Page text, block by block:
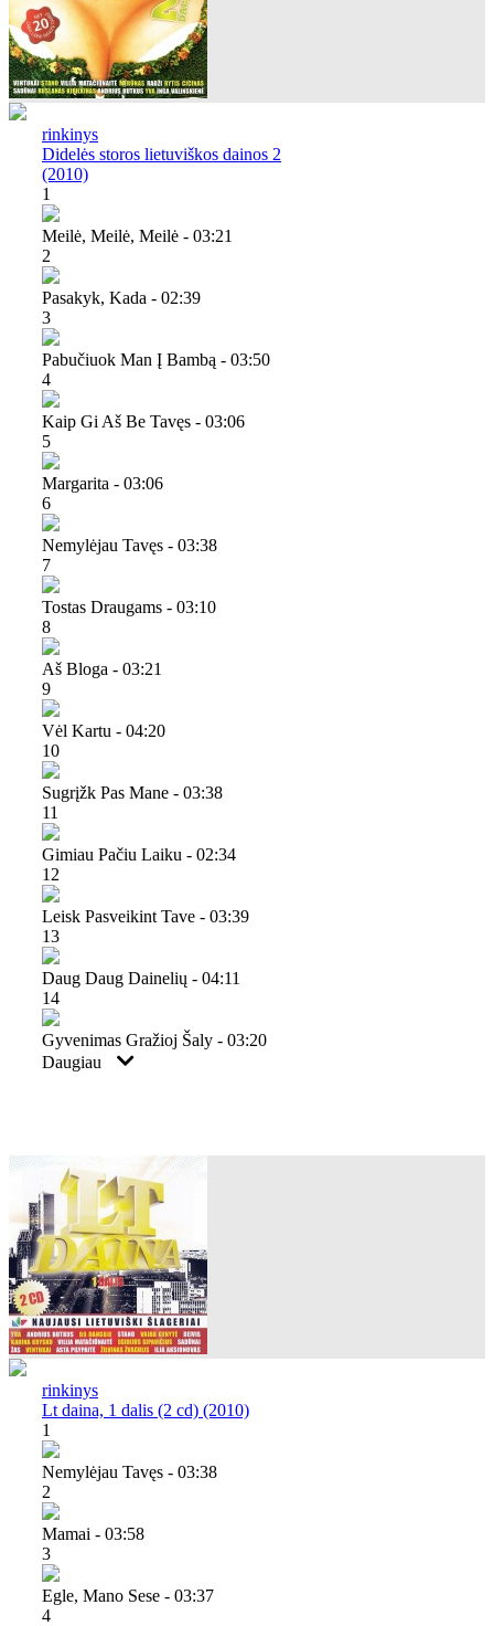
rinkinys
Didelės storos lietuviškos dainos 2
(2010)
1
Meilė, Meilė, Meilė - 03:21
2
Pasakyk, Kada - 02:39
3
Pabučiuok Man Į Bambą - 03:50
4
Kaip Gi Aš Be Tavęs - 03:06
5
Margarita - 03:06
6
Nemylėjau Tavęs - 03:38
7
Tostas Draugams - 03:10
8
Aš Bloga - 03:21
9
Vėl Kartu - 04:20
10
Sugrįžk Pas Mane - 03:38
11
Gimiau Pačiu Laiku - 02:34
12
Leisk Pasveikint Tave - 03:39
13
Daug Daug Dainelių - 04:11
14
Gyvenimas Gražioj Šaly - 03:20
Daugiau
rinkinys
Lt daina, 1 dalis (2 cd) (2010)
1
Nemylėjau Tavęs - 03:38
2
Mamai - 03:58
3
Egle, Mano Sese - 03:37
4